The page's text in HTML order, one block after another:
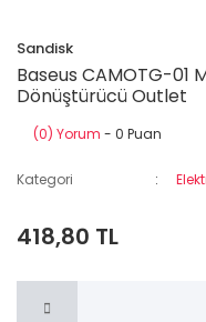
Sandisk
Baseus CAMOTG-01
Dönüştürücü Outlet
(0) Yorum - 0 Puan
Kategori
418,80 TL